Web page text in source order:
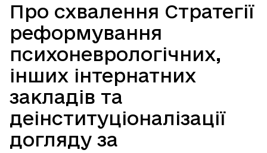
Про схвалення Стратегії
реформування
психоневрологічних,
інших інтернатних
закладів та
деінституціоналізації
догляду за